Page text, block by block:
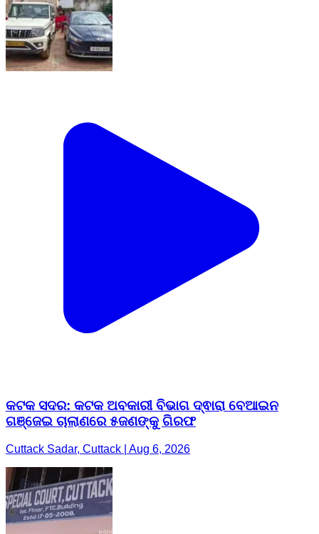
କଟକ ସଦର: କଟକ ଅବକାରୀ ବିଭାଗ ଦ୍ଵାରା ବେଆଇନ
ଗଞ୍ଜେଇ ଚାଲାଣରେ ୫ଜଣଙ୍କୁ ଗିରଫ
Cuttack Sadar, Cuttack | Aug 6, 2026